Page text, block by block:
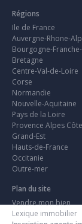
Régions
Ile de France
Auvergne-Rhone-
Bourgogne-
Bretagne
Centre-Val-de-Loire
Corse
Normandie
Nouvelle-Aquitaine
Pays de la Loire
Provence Alpes
Grand-Est
Hauts-de-France
Occitanie
Outre-mer
Plan du site
Vendre mon bien
Lexique immobilier